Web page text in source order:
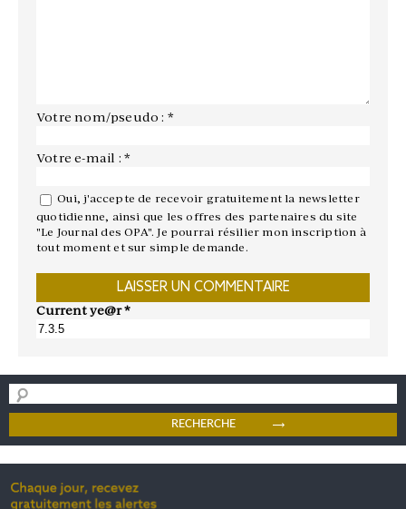
Votre nom/pseudo : *
Votre e-mail : *
Oui, j'accepte de recevoir gratuitement la newsletter
quotidienne, ainsi que les offres des partenaires du site
"Le Journal des OPA". Je pourrai résilier mon inscription à
tout moment et sur simple demande.
Current ye@r*